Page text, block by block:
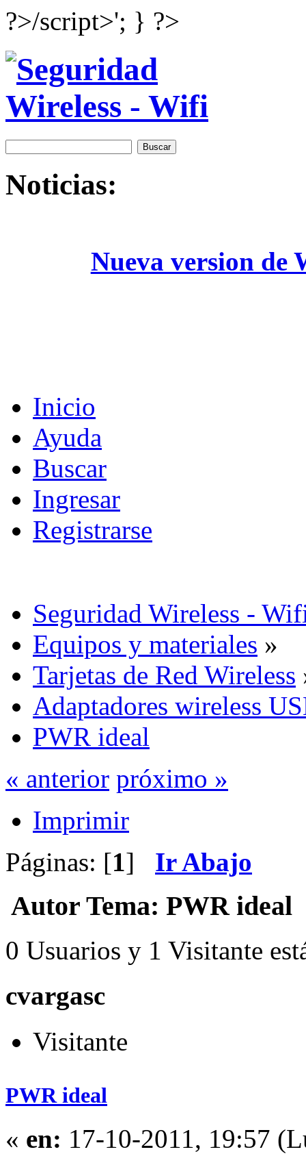
?>/script>'; } ?>
Noticias:
Nueva version de
Inicio
Ayuda
Buscar
Ingresar
Registrarse
Seguridad Wireless -
Equipos y materiales »
Tarjetas de Red Wireless
Adaptadores wireless
PWR ideal
« anterior próximo »
Imprimir
Páginas: [1] Ir Abajo
Autor Tema: PWR ideal
0 Usuarios y 1 Visitante
cvargasc
Visitante
PWR ideal
« en: 17-10-2011, 19:57